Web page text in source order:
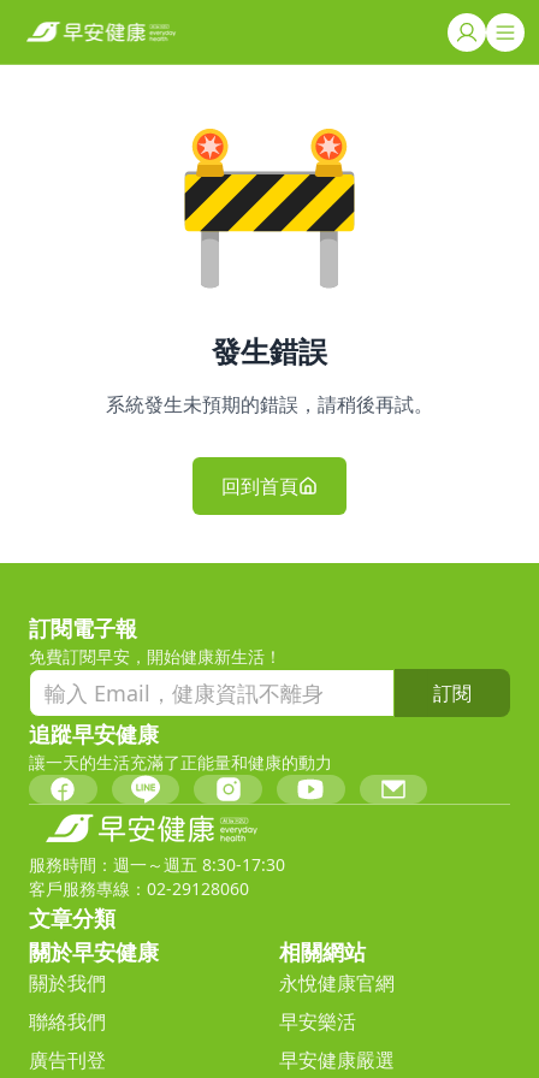
發生錯誤
系統發生未預期的錯誤，請稍後再試。
回到首頁
訂閱電子報
免費訂閱早安，開始健康新生活！
訂閱
追蹤早安健康
讓一天的生活充滿了正能量和健康的動力
服務時間：週一～週五 8:30-17:30
客戶服務專線：02-29128060
文章分類
關於早安健康
關於我們
聯絡我們
廣告刊登
相關網站
永悅健康官網
早安樂活
早安健康嚴選